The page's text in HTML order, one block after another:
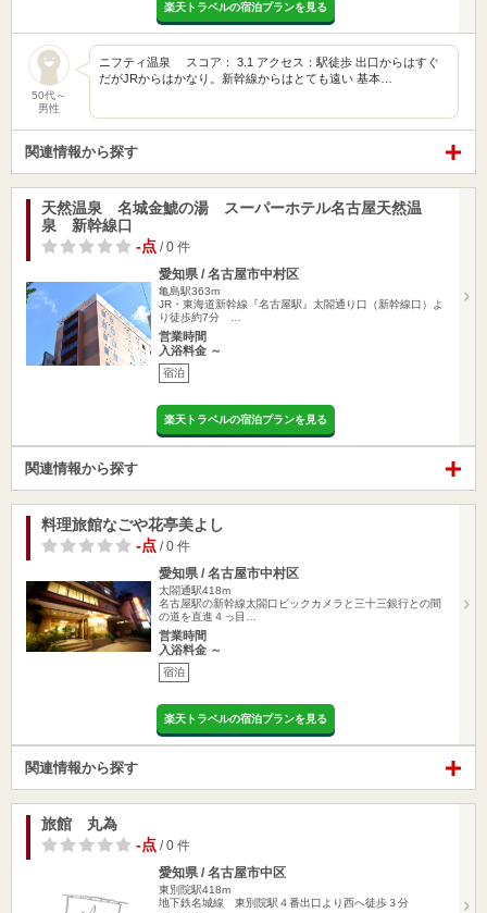
楽天トラベルの宿泊プランを見る
50代～
男性
ニフティ温泉 スコア： 3.1 アクセス：駅徒歩 出口からはすぐ
だがJRからはかなり。新幹線からはとても遠い 基本…
関連情報から探す
天然温泉 名城金鯱の湯 スーパーホテル名古屋天然温
泉 新幹線口
-点 / 0 件
愛知県 / 名古屋市中村区
亀島駅363m
JR・東海道新幹線『名古屋駅』太閤通り口（新幹線口）よ
り徒歩約7分 …
営業時間
入浴料金 ～
宿泊
楽天トラベルの宿泊プランを見る
関連情報から探す
料理旅館なごや花亭美よし
-点 / 0 件
愛知県 / 名古屋市中村区
太閤通駅418m
名古屋駅の新幹線太閤口ビックカメラと三十三銀行との間
の道を直進４っ目…
営業時間
入浴料金 ～
宿泊
楽天トラベルの宿泊プランを見る
関連情報から探す
旅館 丸為
-点 / 0 件
愛知県 / 名古屋市中区
東別院駅418m
地下鉄名城線 東別院駅４番出口より西へ徒歩３分